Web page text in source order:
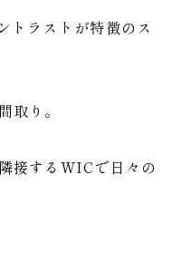
ラストが特徴のス
り。
接するWICで日々の